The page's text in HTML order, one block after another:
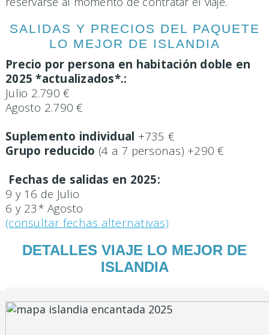
SALIDAS Y PRECIOS DEL PAQUETE
LO MEJOR DE ISLANDIA
Precio por persona en habitación doble en
2025 *actualizados*.:
Julio 2.790 €
Agosto 2.790 €
Suplemento individual +735 €
Grupo reducido (4 a 7 personas) +290 €
Fechas de salidas en 2025:
9 y 16 de Julio
6 y 23* Agosto
(consultar fechas alternativas)
DETALLES VIAJE LO MEJOR DE
ISLANDIA